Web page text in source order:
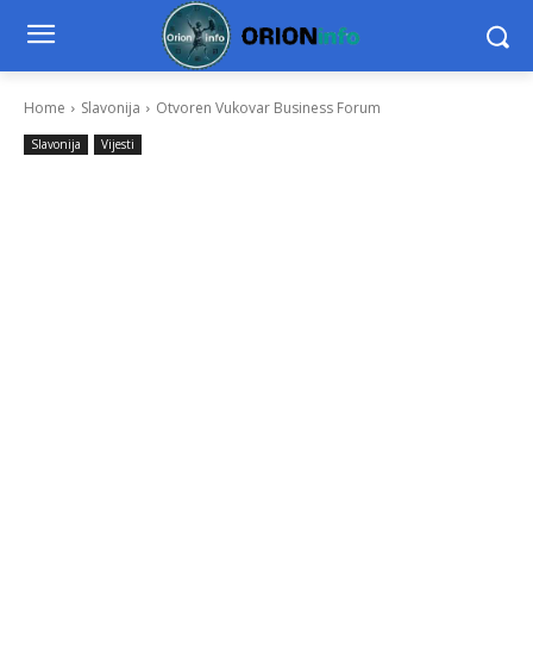
Home Slavonija Otvoren Vukovar Business Forum
Slavonija Vijesti